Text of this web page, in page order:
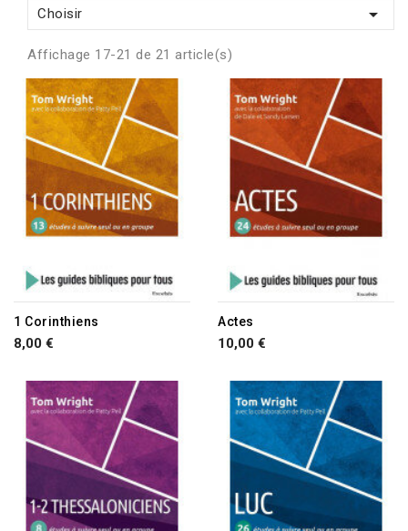
Choisir 
Affichage 17-21 de 21 article(s)
1 Corinthiens
8,00 €
Actes
10,00 €